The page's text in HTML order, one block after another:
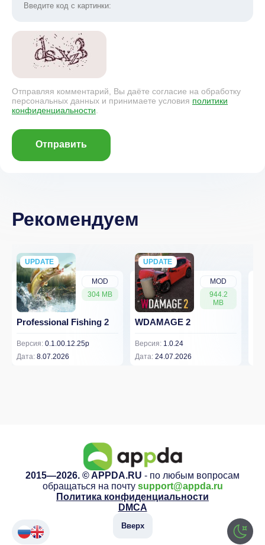
Отправляя комментарий, Вы даёте согласие на обработку
персональных данных и принимаете условия политики
конфиденциальности
Отправить
Рекомендуем
MOD
304 MB
UPDATE
NEW
Professional Fishing 2
Версия: 0.1.00.12.25p
Дата: 8.07.2026
MOD
944.2
MB
UPDATE
NEW
WDAMAGE 2
Версия: 1.0.24
Дата: 24.07.2026
2015—2026. © APPDA.RU - по любым вопросам
обращаться на почту support@appda.ru
Политика конфиденциальности
DMCA
Вверх